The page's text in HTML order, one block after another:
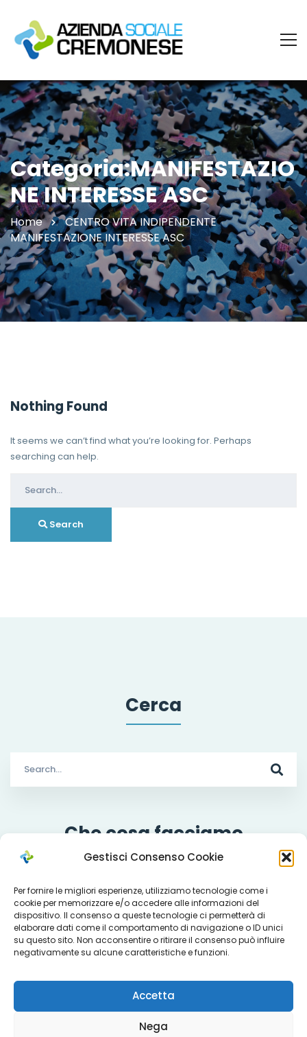
Gestisci Consenso Cookie
Per fornire le migliori esperienze, utilizziamo tecnologie come i
cookie per memorizzare e/o accedere alle informazioni del
dispositivo. Il consenso a queste tecnologie ci permetterà di
elaborare dati come il comportamento di navigazione o ID unici
su questo sito. Non acconsentire o ritirare il consenso può influire
negativamente su alcune caratteristiche e funzioni.
Accetta
Nega
Categoria:MANIFESTAZIO
NE INTERESSE ASC
Home
CENTRO VITA INDIPENDENTE
MANIFESTAZIONE INTERESSE ASC
Nothing Found
It seems we can’t find what you’re looking for. Perhaps
searching can help.
for:
Search
Cerca
for:
Che cosa facciamo
Servizi
Progetti
Titoli sociali